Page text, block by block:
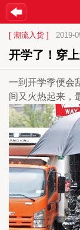
[ 潮流入货 ] 2019-
开学了！穿
一到开学季便会
间又火热起来，